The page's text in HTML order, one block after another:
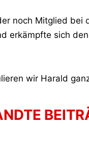
noch Mitglied
erkämpfte sich
wir Harald